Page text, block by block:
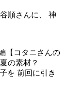
順さんに、 神
【コタニさんの
の素材？
を 前回に引き